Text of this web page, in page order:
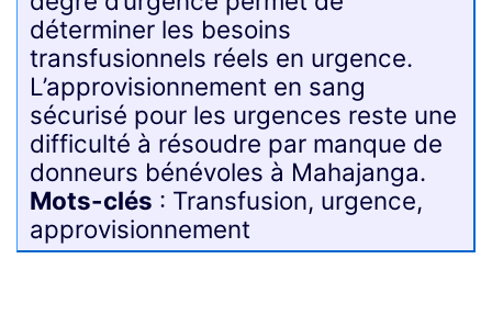
déterminer les besoins
transfusionnels réels en urgence.
L’approvisionnement en sang
sécurisé pour les urgences reste une
difficulté à résoudre par manque de
donneurs bénévoles à Mahajanga.
Mots-clés : Transfusion, urgence,
approvisionnement